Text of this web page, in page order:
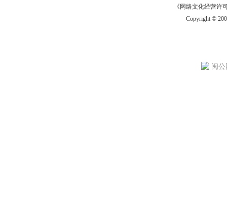
《网络文化经营许
Copyright ©
闽公